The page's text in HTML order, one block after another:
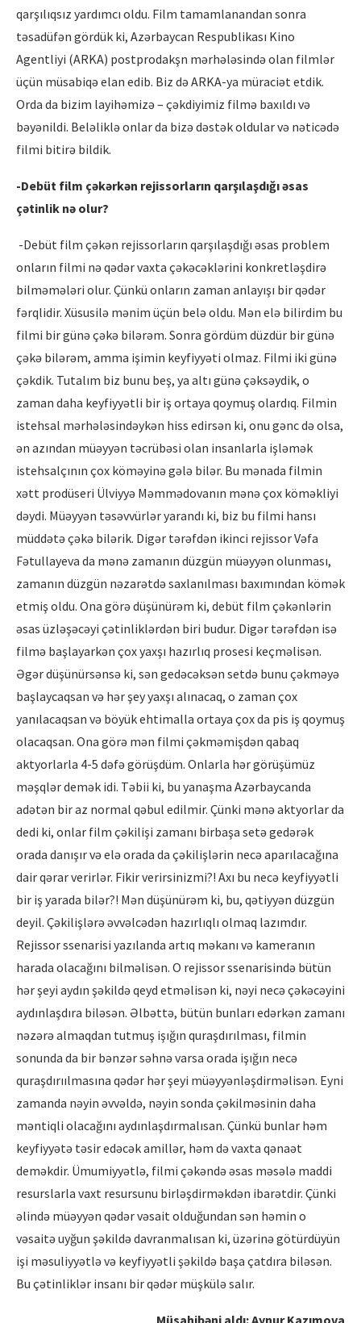
qarşılıqsız yardımcı oldu. Film tamamlanandan sonra
təsadüfən gördük ki, Azərbaycan Respublikası Kino
Agentliyi (ARKA) postprodakşn mərhələsində olan filmlər
üçün müsabiqə elan edib. Biz də ARKA-ya müraciət etdik.
Orda da bizim layihəmizə – çəkdiyimiz filmə baxıldı və
bəyənildi. Beləliklə onlar da bizə dəstək oldular və nəticədə
filmi bitirə bildik.
-Debüt film çəkərkən rejissorların qarşılaşdığı əsas
çətinlik nə olur?
-Debüt film çəkən rejissorların qarşılaşdığı əsas problem
onların filmi nə qədər vaxta çəkəcəklərini konkretləşdirə
bilməmələri olur. Çünkü onların zaman anlayışı bir qədər
fərqlidir. Xüsusilə mənim üçün belə oldu. Mən elə bilirdim bu
filmi bir günə çəkə bilərəm. Sonra gördüm düzdür bir günə
çəkə bilərəm, amma işimin keyfiyyəti olmaz. Filmi iki günə
çəkdik. Tutalım biz bunu beş, ya altı günə çəksəydik, o
zaman daha keyfiyyətli bir iş ortaya qoymuş olardıq. Filmin
istehsal mərhələsindəykən hiss edirsən ki, onu gənc də olsa,
ən azından müəyyən təcrübəsi olan insanlarla işləmək
istehsalçının çox köməyinə gələ bilər. Bu mənada filmin
xətt prodüseri Ülviyyə Məmmədovanın mənə çox köməkliyi
dəydi. Müəyyən təsəvvürlər yarandı ki, biz bu filmi hansı
müddətə çəkə bilərik. Digər tərəfdən ikinci rejissor Vəfa
Fətullayeva da mənə zamanın düzgün müəyyən olunması,
zamanın düzgün nəzarətdə saxlanılması baxımından kömək
etmiş oldu. Ona görə düşünürəm ki, debüt film çəkənlərin
əsas üzləşəcəyi çətinliklərdən biri budur. Digər tərəfdən isə
filmə başlayarkən çox yaxşı hazırlıq prosesi keçməlisən.
Əgər düşünürsənsə ki, sən gedəcəksən setdə bunu çəkməyə
başlaycaqsan və hər şey yaxşı alınacaq, o zaman çox
yanılacaqsan və böyük ehtimalla ortaya çox da pis iş qoymuş
olacaqsan. Ona görə mən filmi çəkməmişdən qabaq
aktyorlarla 4-5 dəfə görüşdüm. Onlarla hər görüşümüz
məşqlər demək idi. Təbii ki, bu yanaşma Azərbaycanda
adətən bir az normal qəbul edilmir. Çünki mənə aktyorlar da
dedi ki, onlar film çəkilişi zamanı birbaşa setə gedərək
orada danışır və elə orada da çəkilişlərin necə aparılacağına
dair qərar verirlər. Fikir verirsinizmi?! Axı bu necə keyfiyyətli
bir iş yarada bilər?! Mən düşünürəm ki, bu, qətiyyən düzgün
deyil. Çəkilişlərə əvvəlcədən hazırlıqlı olmaq lazımdır.
Rejissor ssenarisi yazılanda artıq məkanı və kameranın
harada olacağını bilməlisən. O rejissor ssenarisində bütün
hər şeyi aydın şəkildə qeyd etməlisən ki, nəyi necə çəkəcəyini
aydınlaşdıra biləsən. Əlbəttə, bütün bunları edərkən zamanı
nəzərə almaqdan tutmuş işığın quraşdırılması, filmin
sonunda da bir bənzər səhnə varsa orada işığın necə
quraşdırıılmasına qədər hər şeyi müəyyənləşdirməlisən. Eyni
zamanda nəyin əvvəldə, nəyin sonda çəkilməsinin daha
məntiqli olacağını aydınlaşdırmalısan. Çünkü bunlar həm
keyfiyyətə təsir edəcək amillər, həm də vaxta qənaət
deməkdir. Ümumiyyətlə, filmi çəkəndə əsas məsələ maddi
resurslarla vaxt resursunu birləşdirməkdən ibarətdir. Çünki
əlində müəyyən qədər vəsait olduğundan sən həmin o
vəsaitə uyğun şəkildə davranmalısan ki, üzərinə götürdüyün
işi məsuliyyətlə və keyfiyyətli şəkildə başa çatdıra biləsən.
Bu çətinliklər insanı bir qədər müşkülə salır.
Müsahibəni aldı: Aynur Kazımova